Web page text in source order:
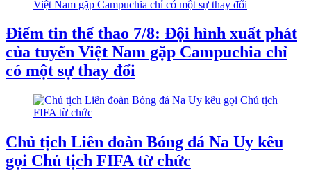
Điểm tin thể thao 7/8: Đội hình xuất phát
của tuyển Việt Nam gặp Campuchia chỉ
có một sự thay đổi
Chủ tịch Liên đoàn Bóng đá Na Uy kêu
gọi Chủ tịch FIFA từ chức